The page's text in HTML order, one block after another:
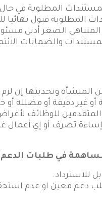
المطلوبة في
المطلوبة قبول
الصغر أدنى
والضمانات
وتحديثها إن لزم
غير دقيقة أو مضللة أو
للوظائف لأغراض
تصرف أو إي أعمال
في طلبات
للاسترداد.
دعم معين او عدم